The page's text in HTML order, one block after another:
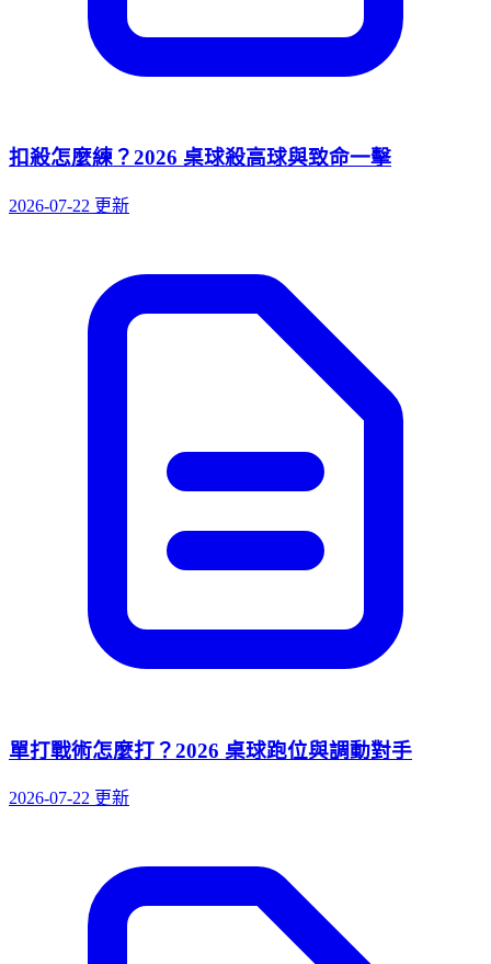
扣殺怎麼練？2026 桌球殺高球與致命一擊
2026-07-22 更新
單打戰術怎麼打？2026 桌球跑位與調動對手
2026-07-22 更新